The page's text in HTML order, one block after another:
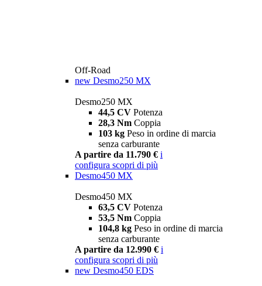
Off-Road
new Desmo250 MX
Desmo250 MX
44,5 CV Potenza
28,3 Nm Coppia
103 kg Peso in ordine di marcia
senza carburante
A partire da 11.790 € i
configura scopri di più
Desmo450 MX
Desmo450 MX
63,5 CV Potenza
53,5 Nm Coppia
104,8 kg Peso in ordine di marcia
senza carburante
A partire da 12.990 € i
configura scopri di più
new Desmo450 EDS